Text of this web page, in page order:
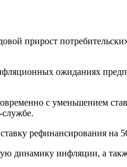
прирост
ожиданиях
с уменьшением
рефинансирования на
динамику инфляции, а